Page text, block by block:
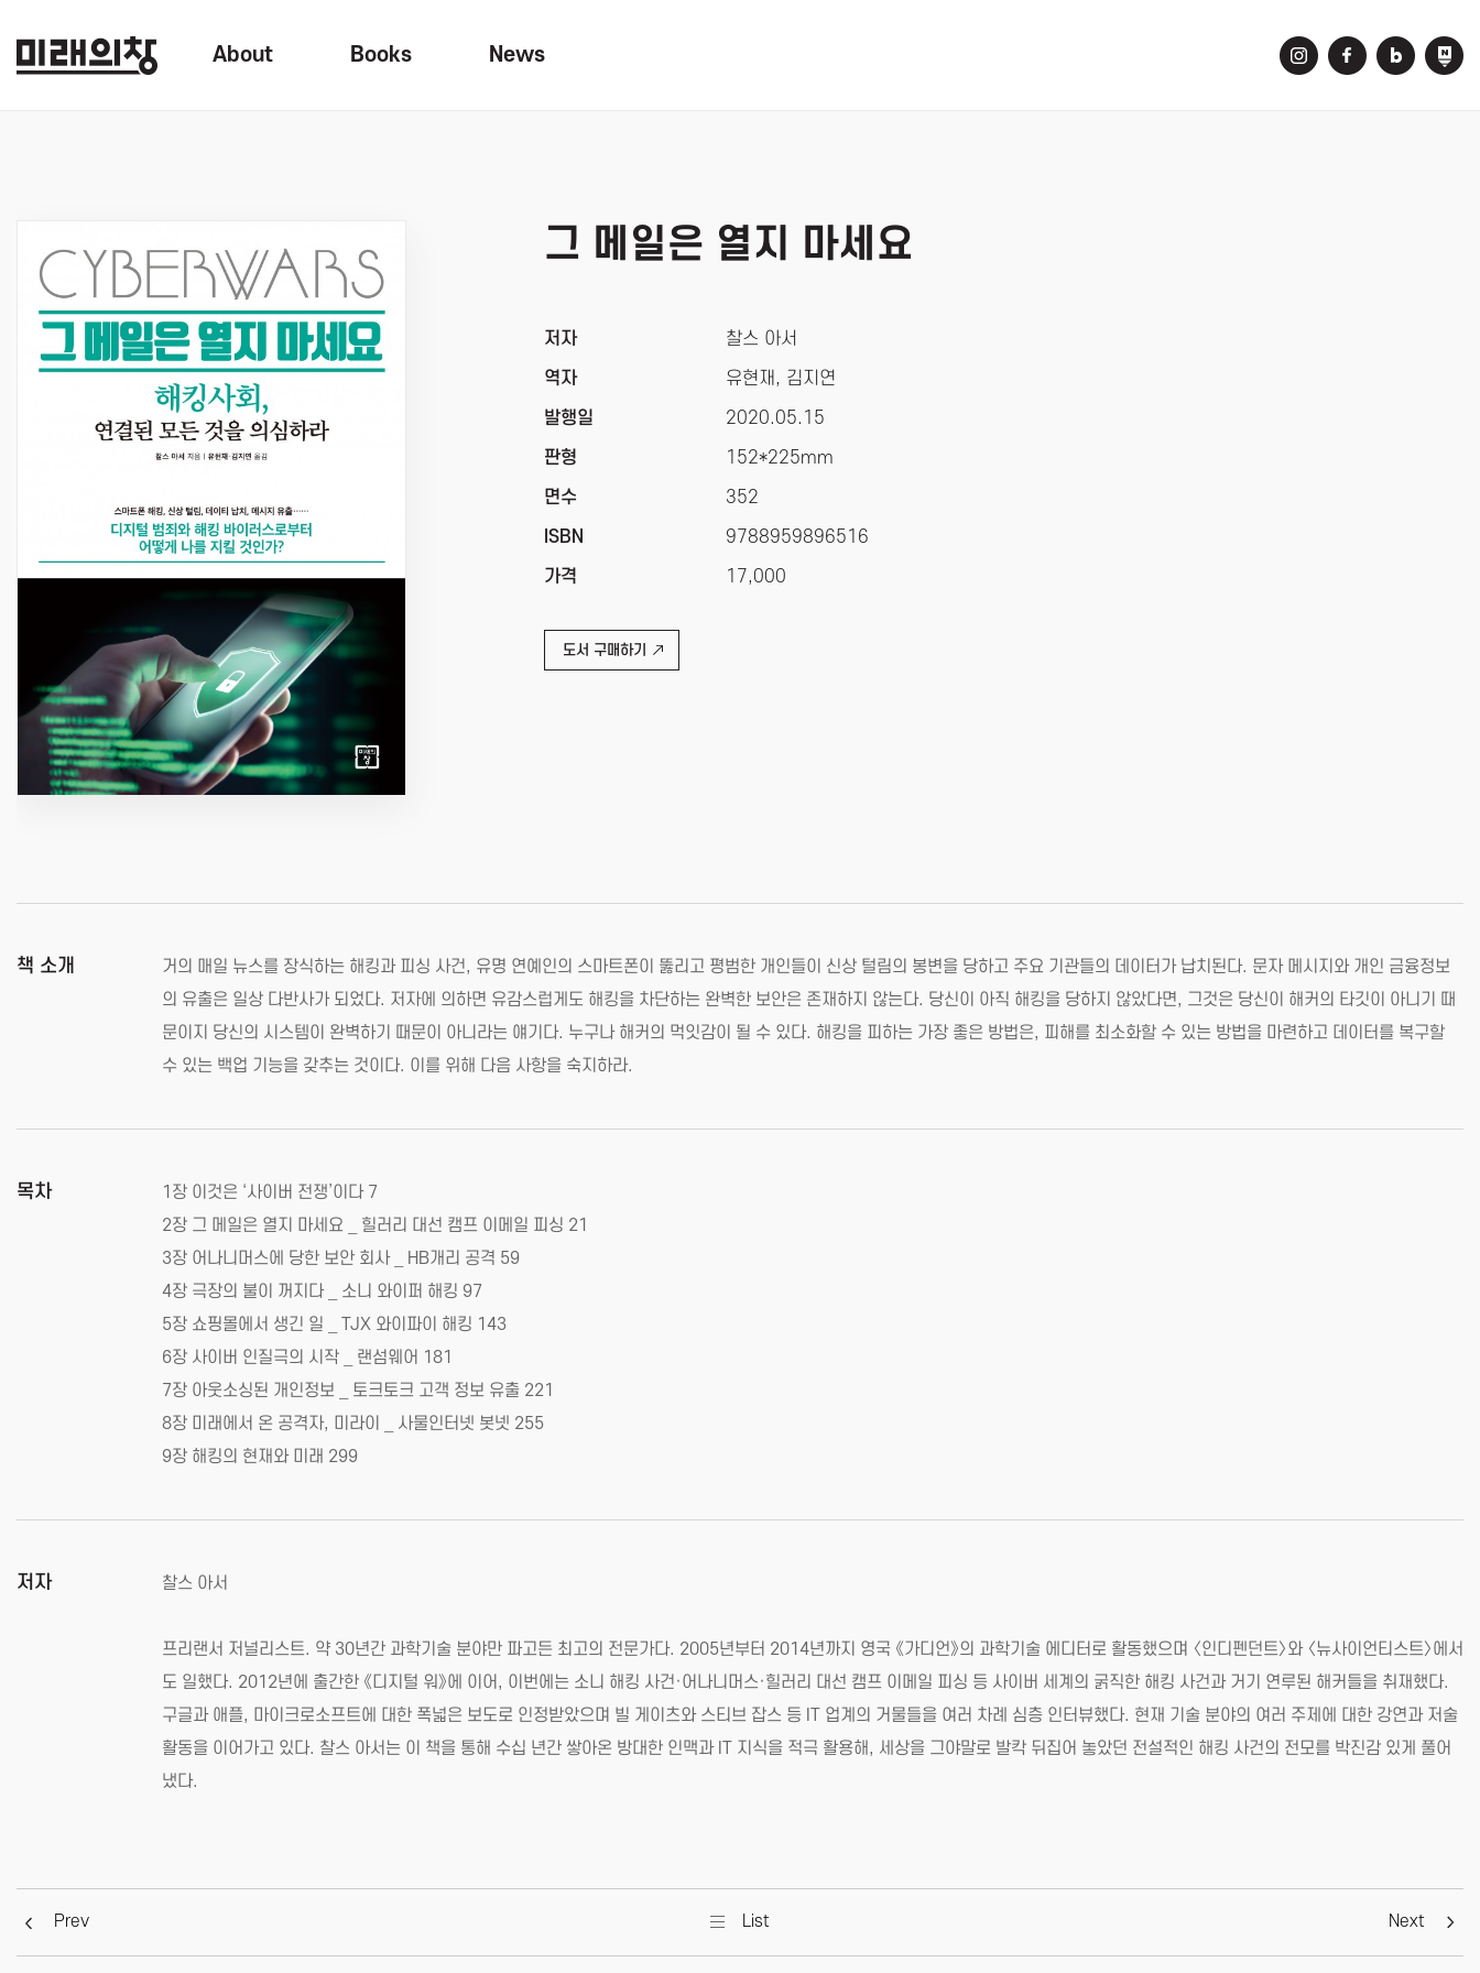
About Books News
그 메일은 열지 마세요
저자
역자
발행일
판형
면수
ISBN
가격
찰스 아서
유현재, 김지연
2020.05.15
152*225mm
352
9788959896516
17,000
도서 구매하기
책 소개
거의 매일 뉴스를 장식하는 해킹과 피싱 사건, 유명 연예인의 스마트폰이 뚫리고 평범한 개인들이 신상 털림의 봉변을 당하고 주요 기관들의 데이터가 납치된다. 문자 메시지와 개인 금융정보
의 유출은 일상 다반사가 되었다. 저자에 의하면 유감스럽게도 해킹을 차단하는 완벽한 보안은 존재하지 않는다. 당신이 아직 해킹을 당하지 않았다면, 그것은 당신이 해커의 타깃이 아니기 때
문이지 당신의 시스템이 완벽하기 때문이 아니라는 얘기다. 누구나 해커의 먹잇감이 될 수 있다. 해킹을 피하는 가장 좋은 방법은, 피해를 최소화할 수 있는 방법을 마련하고 데이터를 복구할
수 있는 백업 기능을 갖추는 것이다. 이를 위해 다음 사항을 숙지하라.
목차
1장 이것은 ‘사이버 전쟁’이다 7
2장 그 메일은 열지 마세요 _ 힐러리 대선 캠프 이메일 피싱 21
3장 어나니머스에 당한 보안 회사 _ HB개리 공격 59
4장 극장의 불이 꺼지다 _ 소니 와이퍼 해킹 97
5장 쇼핑몰에서 생긴 일 _ TJX 와이파이 해킹 143
6장 사이버 인질극의 시작 _ 랜섬웨어 181
7장 아웃소싱된 개인정보 _ 토크토크 고객 정보 유출 221
8장 미래에서 온 공격자, 미라이 _ 사물인터넷 봇넷 255
9장 해킹의 현재와 미래 299
저자 찰스 아서
프리랜서 저널리스트. 약 30년간 과학기술 분야만 파고든 최고의 전문가다. 2005년부터 2014년까지 영국 《가디언》의 과학기술 에디터로 활동했으며 〈인디펜던트〉와 〈뉴사이언티스트〉에서
도 일했다. 2012년에 출간한 《디지털 워》에 이어, 이번에는 소니 해킹 사건·어나니머스·힐러리 대선 캠프 이메일 피싱 등 사이버 세계의 굵직한 해킹 사건과 거기 연루된 해커들을 취재했다.
구글과 애플, 마이크로소프트에 대한 폭넓은 보도로 인정받았으며 빌 게이츠와 스티브 잡스 등 IT 업계의 거물들을 여러 차례 심층 인터뷰했다. 현재 기술 분야의 여러 주제에 대한 강연과 저술
활동을 이어가고 있다. 찰스 아서는 이 책을 통해 수십 년간 쌓아온 방대한 인맥과 IT 지식을 적극 활용해, 세상을 그야말로 발칵 뒤집어 놓았던 전설적인 해킹 사건의 전모를 박진감 있게 풀어
냈다.
Prev List Next